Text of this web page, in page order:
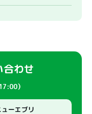
合わせ
）
ーエブリ